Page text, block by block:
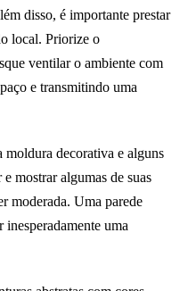
disso, é importante prestar
local. Priorize o
ventilar o ambiente com
e transmitindo uma
moldura decorativa e alguns
mostrar algumas de suas
moderada. Uma parede
uma